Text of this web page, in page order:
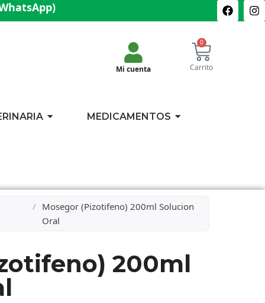
Mi cuenta
0
Carrito
MEDICAMENTOS
/ Mosegor (Pizotifeno) 200ml Solucion
Oral
200ml